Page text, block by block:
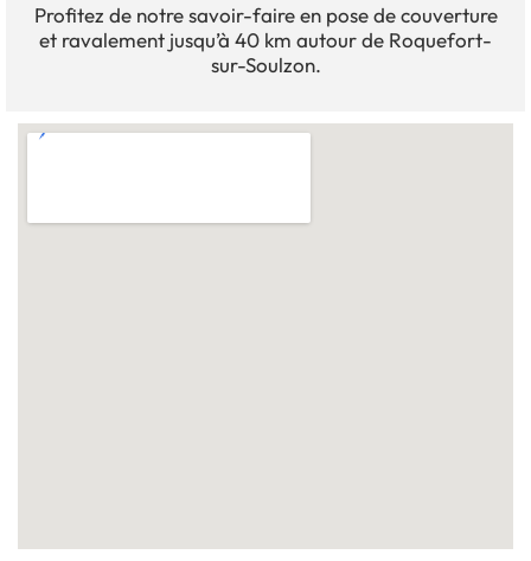
Profitez de notre savoir-faire en pose de couverture
et ravalement jusqu’à 40 km autour de Roquefort-
sur-Soulzon.